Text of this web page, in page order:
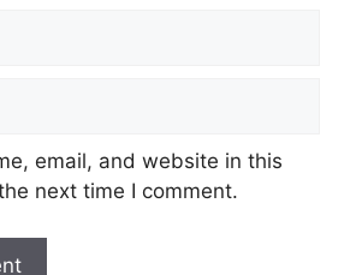
email, and website in this
next time I comment.